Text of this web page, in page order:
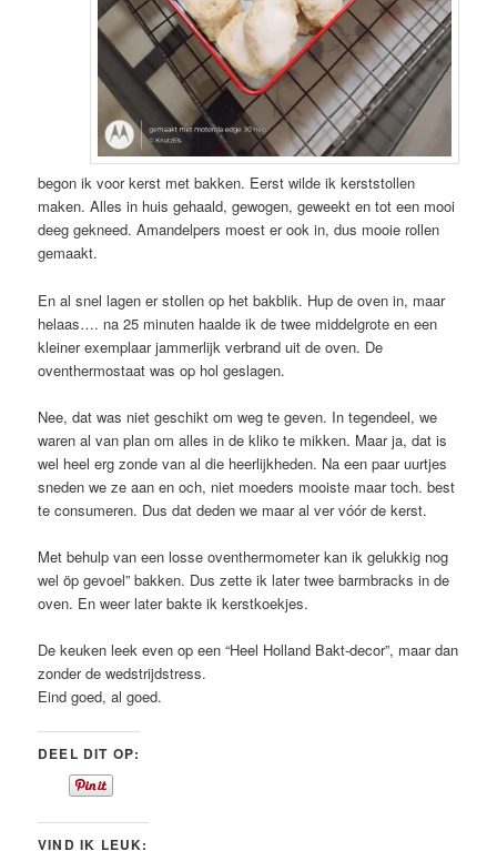
begon ik voor kerst met bakken. Eerst wilde ik kerststollen
maken. Alles in huis gehaald, gewogen, geweekt en tot een mooi
deeg gekneed. Amandelpers moest er ook in, dus mooie rollen
gemaakt.
En al snel lagen er stollen op het bakblik. Hup de oven in, maar
helaas…. na 25 minuten haalde ik de twee middelgrote en een
kleiner exemplaar jammerlijk verbrand uit de oven. De
oventhermostaat was op hol geslagen.
Nee, dat was niet geschikt om weg te geven. In tegendeel, we
waren al van plan om alles in de kliko te mikken. Maar ja, dat is
wel heel erg zonde van al die heerlijkheden. Na een paar uurtjes
sneden we ze aan en och, niet moeders mooiste maar toch. best
te consumeren. Dus dat deden we maar al ver vóór de kerst.
Met behulp van een losse oventhermometer kan ik gelukkig nog
wel öp gevoel” bakken. Dus zette ik later twee barmbracks in de
oven. En weer later bakte ik kerstkoekjes.
De keuken leek even op een “Heel Holland Bakt-decor”, maar dan
zonder de wedstrijdstress.
Eind goed, al goed.
DEEL DIT OP:
VIND IK LEUK: